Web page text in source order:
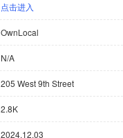
点击进入
OwnLocal
N/A
205 West 9th Street
2.8K
2024.12.03